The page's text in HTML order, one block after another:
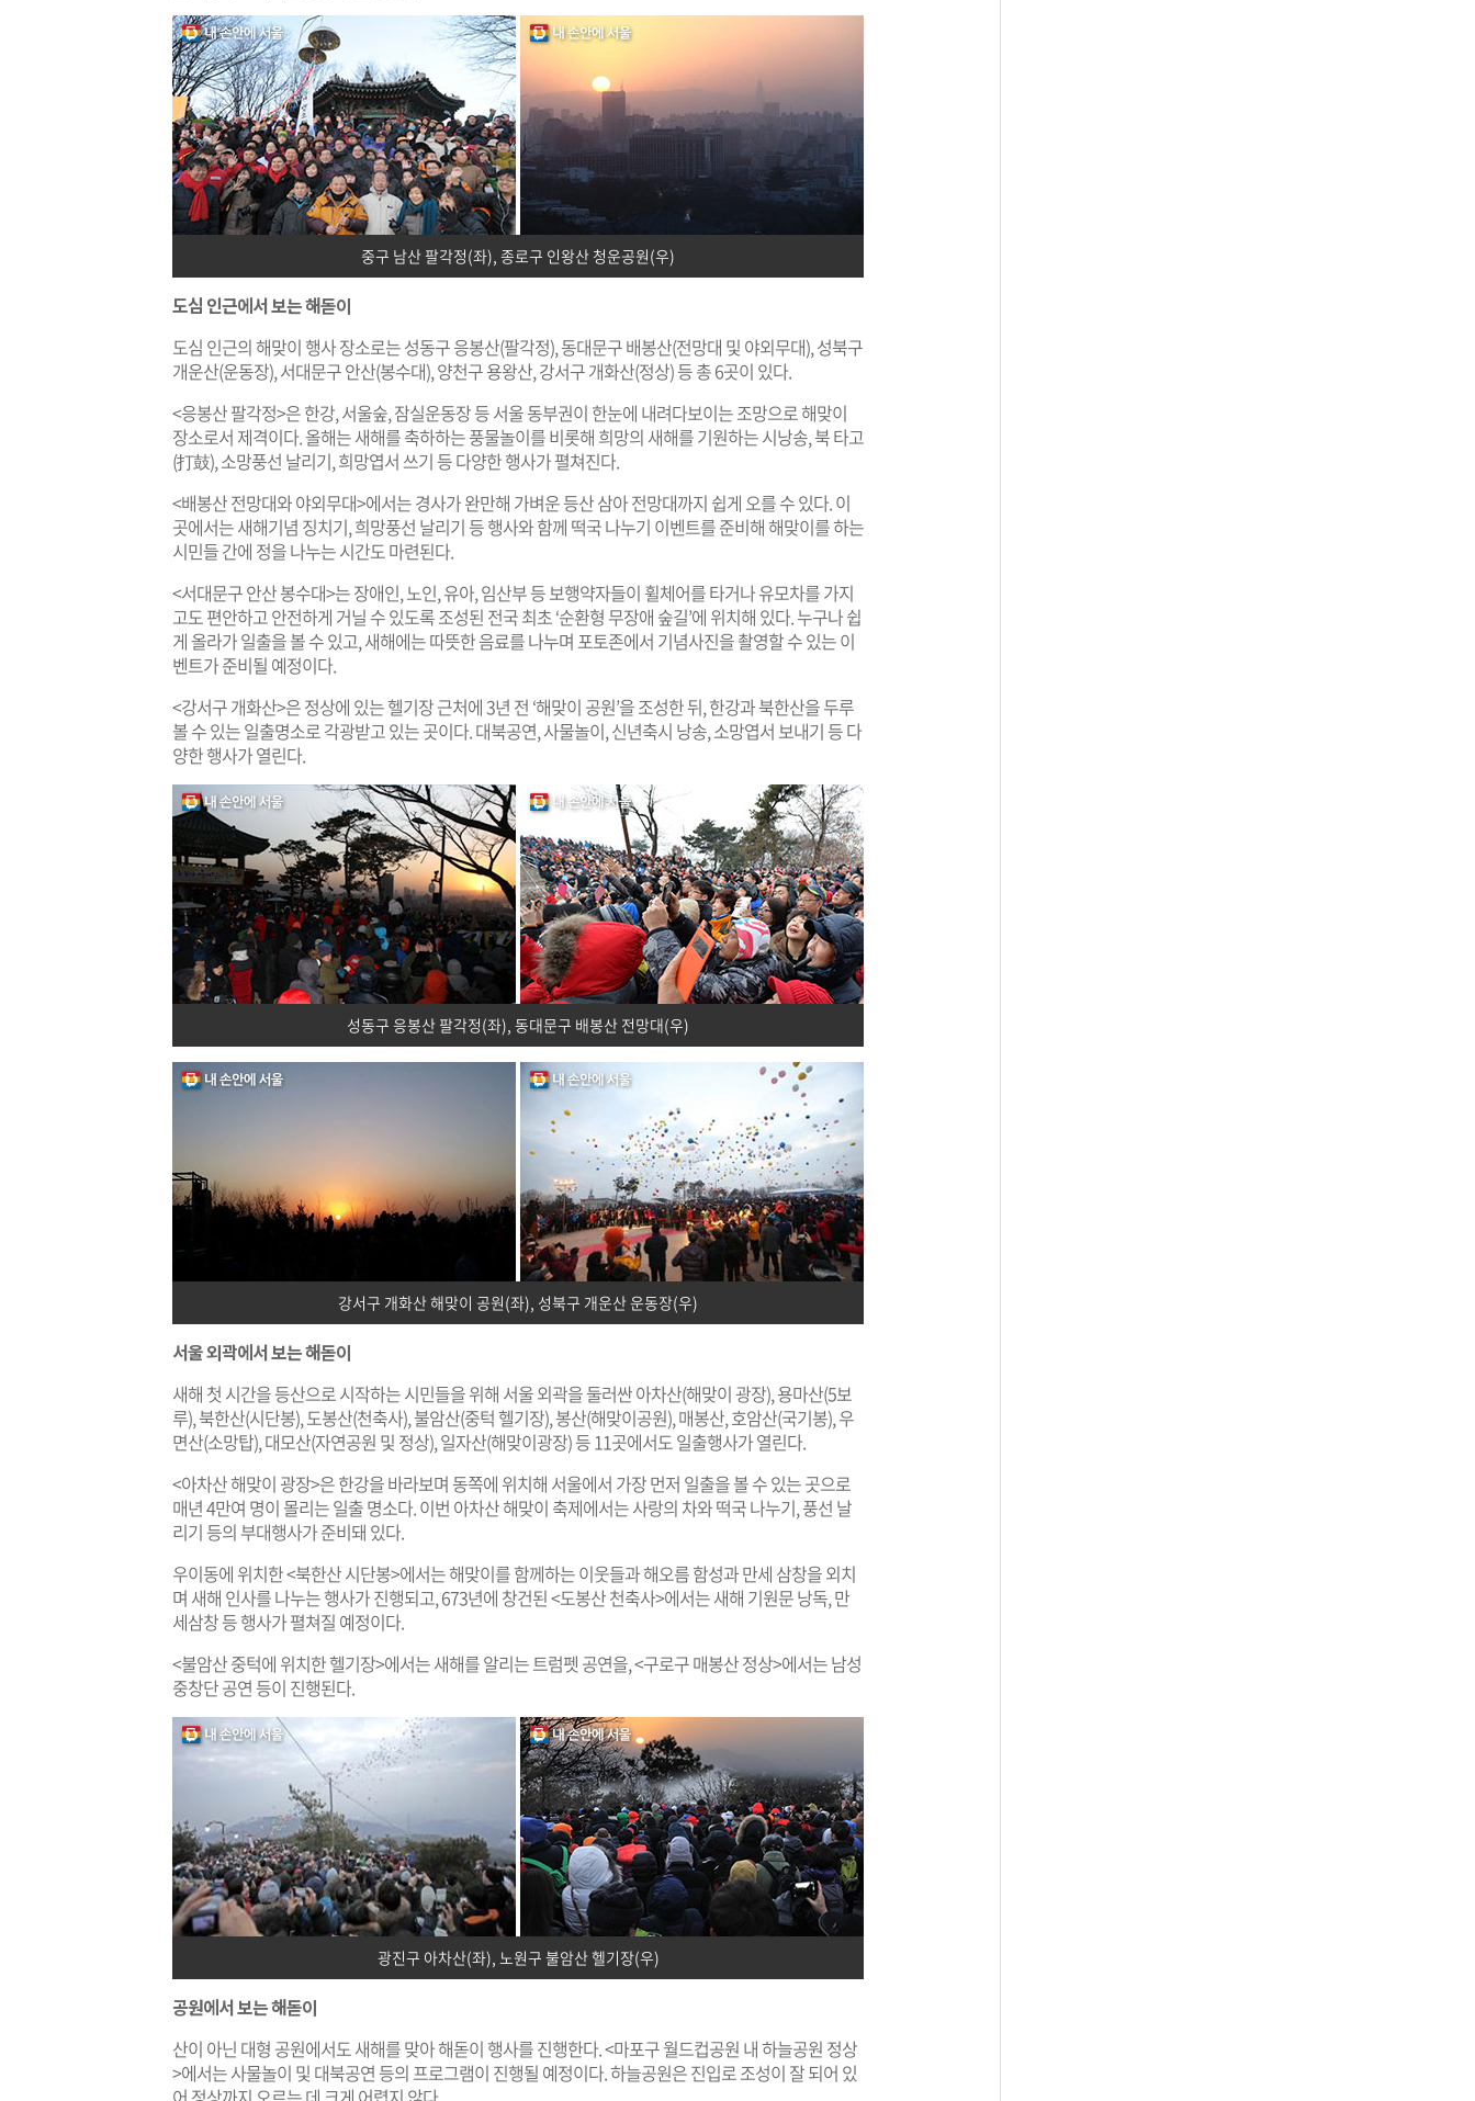
중구 남산 팔각정(좌), 종로구 인왕산 청운공원(우)
도심 인근에서 보는 해돋이
도심 인근의 해맞이 행사 장소로는 성동구 응봉산(팔각정), 동대문구 배봉산(전망대 및 야외무대), 성북구
개운산(운동장), 서대문구 안산(봉수대), 양천구 용왕산, 강서구 개화산(정상) 등 총 6곳이 있다.
<응봉산 팔각정>은 한강, 서울숲, 잠실운동장 등 서울 동부권이 한눈에 내려다보이는 조망으로 해맞이
장소로서 제격이다. 올해는 새해를 축하하는 풍물놀이를 비롯해 희망의 새해를 기원하는 시낭송, 북 타고
(打鼓), 소망풍선 날리기, 희망엽서 쓰기 등 다양한 행사가 펼쳐진다.
<배봉산 전망대와 야외무대>에서는 경사가 완만해 가벼운 등산 삼아 전망대까지 쉽게 오를 수 있다. 이
곳에서는 새해기념 징치기, 희망풍선 날리기 등 행사와 함께 떡국 나누기 이벤트를 준비해 해맞이를 하는
시민들 간에 정을 나누는 시간도 마련된다.
<서대문구 안산 봉수대>는 장애인, 노인, 유아, 임산부 등 보행약자들이 휠체어를 타거나 유모차를 가지
고도 편안하고 안전하게 거닐 수 있도록 조성된 전국 최초 ‘순환형 무장애 숲길’에 위치해 있다. 누구나 쉽
게 올라가 일출을 볼 수 있고, 새해에는 따뜻한 음료를 나누며 포토존에서 기념사진을 촬영할 수 있는 이
벤트가 준비될 예정이다.
<강서구 개화산>은 정상에 있는 헬기장 근처에 3년 전 ‘해맞이 공원’을 조성한 뒤, 한강과 북한산을 두루
볼 수 있는 일출명소로 각광받고 있는 곳이다. 대북공연, 사물놀이, 신년축시 낭송, 소망엽서 보내기 등 다
양한 행사가 열린다.
성동구 응봉산 팔각정(좌), 동대문구 배봉산 전망대(우)
강서구 개화산 해맞이 공원(좌), 성북구 개운산 운동장(우)
서울 외곽에서 보는 해돋이
새해 첫 시간을 등산으로 시작하는 시민들을 위해 서울 외곽을 둘러싼 아차산(해맞이 광장), 용마산(5보
루), 북한산(시단봉), 도봉산(천축사), 불암산(중턱 헬기장), 봉산(해맞이공원), 매봉산, 호암산(국기봉), 우
면산(소망탑), 대모산(자연공원 및 정상), 일자산(해맞이광장) 등 11곳에서도 일출행사가 열린다.
<아차산 해맞이 광장>은 한강을 바라보며 동쪽에 위치해 서울에서 가장 먼저 일출을 볼 수 있는 곳으로
매년 4만여 명이 몰리는 일출 명소다. 이번 아차산 해맞이 축제에서는 사랑의 차와 떡국 나누기, 풍선 날
리기 등의 부대행사가 준비돼 있다.
우이동에 위치한 <북한산 시단봉>에서는 해맞이를 함께하는 이웃들과 해오름 함성과 만세 삼창을 외치
며 새해 인사를 나누는 행사가 진행되고, 673년에 창건된 <도봉산 천축사>에서는 새해 기원문 낭독, 만
세삼창 등 행사가 펼쳐질 예정이다.
<불암산 중턱에 위치한 헬기장>에서는 새해를 알리는 트럼펫 공연을, <구로구 매봉산 정상>에서는 남성
중창단 공연 등이 진행된다.
광진구 아차산(좌), 노원구 불암산 헬기장(우)
공원에서 보는 해돋이
산이 아닌 대형 공원에서도 새해를 맞아 해돋이 행사를 진행한다. <마포구 월드컵공원 내 하늘공원 정상
>에서는 사물놀이 및 대북공연 등의 프로그램이 진행될 예정이다. 하늘공원은 진입로 조성이 잘 되어 있